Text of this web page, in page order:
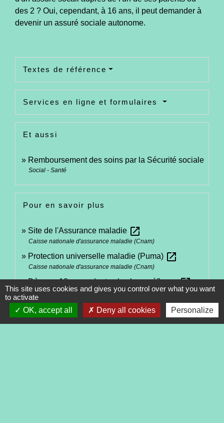
des 2 ? Oui, cependant, à 16 ans, il peut demander à
devenir un assuré sociale autonome.
Textes de référence
Services en ligne et formulaires
Et aussi
Remboursement des soins par la Sécurité sociale
Social - Santé
Pour en savoir plus
Site de l'Assurance maladie open_in_new
Caisse nationale d'assurance maladie (Cnam)
Protection universelle maladie (Puma) open_in_new
Caisse nationale d'assurance maladie (Cnam)
Dès vos 18 ans, adoptez les bons réflexesopen_in_new
Ameli.fr
This site uses cookies and gives you control over what you want
to activate
OK, accept all
Deny all cookies Personalize